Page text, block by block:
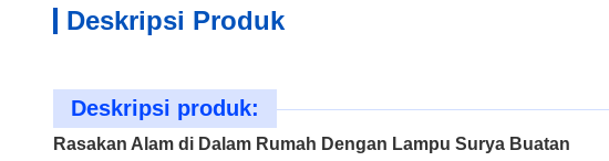
Deskripsi Produk
Deskripsi produk:
Rasakan Alam di Dalam Rumah Dengan Lampu Surya Buatan